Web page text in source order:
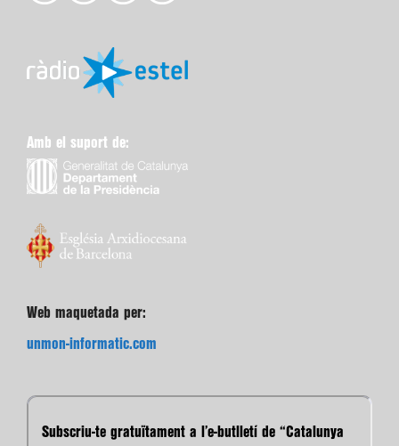
Amb el suport de:
Web maquetada per:
unmon-informatic.com
Subscriu-te gratuïtament a l’e-butlletí de “Catalunya